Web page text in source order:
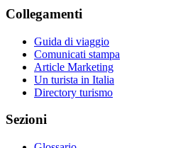
Collegamenti
Guida di viaggio
Comunicati stampa
Article Marketing
Un turista in Italia
Directory turismo
Sezioni